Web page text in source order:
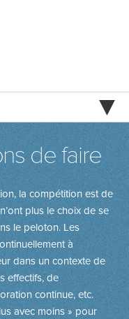
de faire
la compétition est de
plus le choix de se
le peloton. Les
à
dans un contexte de
effectifs, de
continue, etc.
avec moins » pour